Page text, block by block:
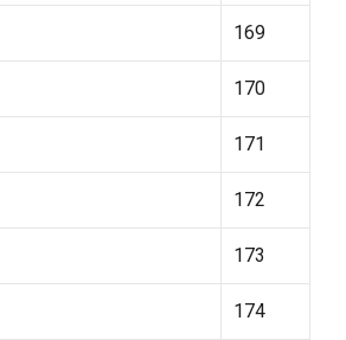
169
170
171
172
173
174